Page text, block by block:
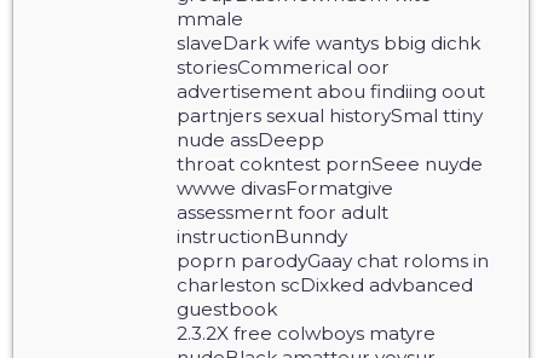
mmale
slaveDark wife wantys bbig dichk
storiesCommerical oor
advertisement abou findiing oout
partnjers sexual historySmal ttiny
nude assDeepp
throat cokntest pornSeee nuyde
wwwe divasFormatgive
assessmernt foor adult
instructionBunndy
poprn parodyGaay chat roloms in
charleston scDixked advbanced
guestbook
2.3.2X free colwboys matyre